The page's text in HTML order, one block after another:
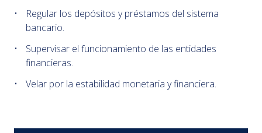
Regular los depósitos y préstamos del sistema
bancario.
Supervisar el funcionamiento de las entidades
financieras.
Velar por la estabilidad monetaria y financiera.